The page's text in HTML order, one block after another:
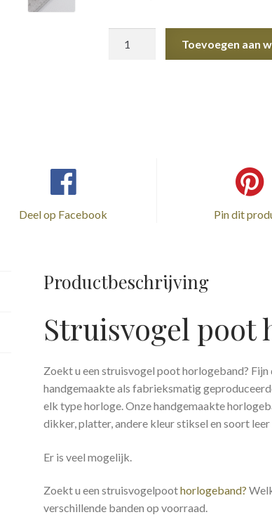
Toevoegen aan
Deel op Facebook Pin dit
Productbeschrijving
Struisvogel poot
Zoekt u een struisvogel poot horlogeband?
handgemaakte als fabrieksmatig
elk type horloge. Onze handgemaakte
dikker, platter, andere kleur stiksel en soort leer
Er is veel mogelijk.
Zoekt u een struisvogelpoothorlogeband?
verschillende banden op voorraad.